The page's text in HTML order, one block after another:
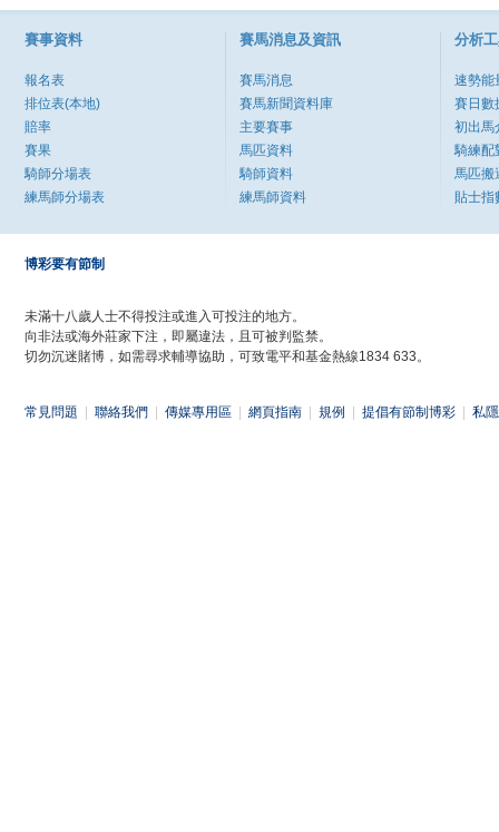
賽事資料
報名表
排位表(本地)
賠率
賽果
騎師分場表
練馬師分場表
賽馬消息及資訊
賽馬消息
賽馬新聞資料庫
主要賽事
馬匹資料
騎師資料
練馬師資料
分析
速勢能
賽日數
初出馬
騎練配
馬匹搬
貼士指
博彩要有節制
未滿十八歲人士不得投注或進入可投注的地方。
向非法或海外莊家下注，即屬違法，且可被判監禁。
切勿沉迷賭博，如需尋求輔導協助，可致電平和基金熱線1834 633。
常見問題 聯絡我們 傳媒專用區 網頁指南 規例 提倡有節制博彩 私